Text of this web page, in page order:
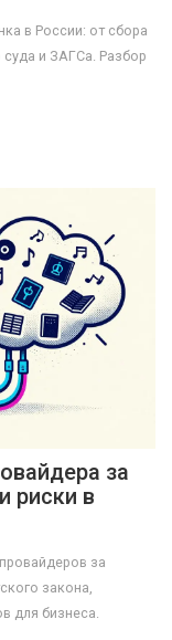
в России: от сбора
и ЗАГСа. Разбор
за
риски в
за
закона,
для бизнеса.